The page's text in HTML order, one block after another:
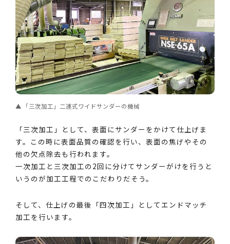
「三次加工」二連式ワイドサンダーの機械
「三次加工」として、表面にサンダーをかけて仕上げま
す。この時に表面品質の確認を行い、表面の焦げやその
他の欠点除去も行われます。
一次加工と三次加工の2回に分けてサンダーがけを行うと
いうのが加工工程でのこだわりだそう。
そして、仕上げの最後「四次加工」としてエンドマッチ
加工を行います。